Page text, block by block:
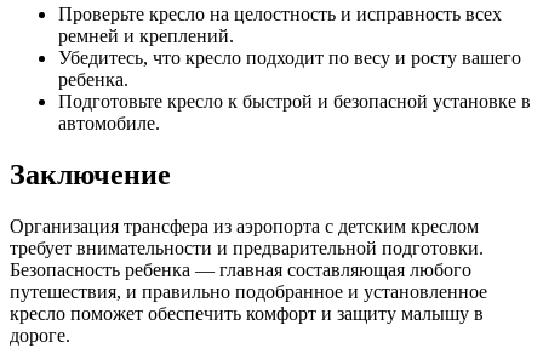
Проверьте кресло на целостность и исправность всех
ремней и креплений.
Убедитесь, что кресло подходит по весу и росту вашего
ребенка.
Подготовьте кресло к быстрой и безопасной установке в
автомобиле.
Заключение
Организация трансфера из аэропорта с детским креслом
требует внимательности и предварительной подготовки.
Безопасность ребенка — главная составляющая любого
путешествия, и правильно подобранное и установленное
кресло поможет обеспечить комфорт и защиту малышу в
дороге.